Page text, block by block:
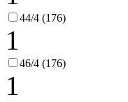
44/4 (176)
1
46/4 (176)
1